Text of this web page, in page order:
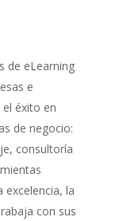
de eLearning
e
éxito en
de negocio:
consultoría
excelencia, la
con sus